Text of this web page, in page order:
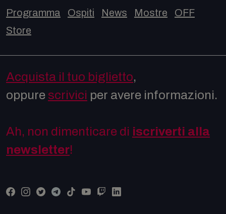
Programma Ospiti News Mostre
OFF
Store
Acquista il tuo biglietto,
oppure scrivici per avere informazioni.
Ah, non dimenticare di iscriverti alla
newsletter!